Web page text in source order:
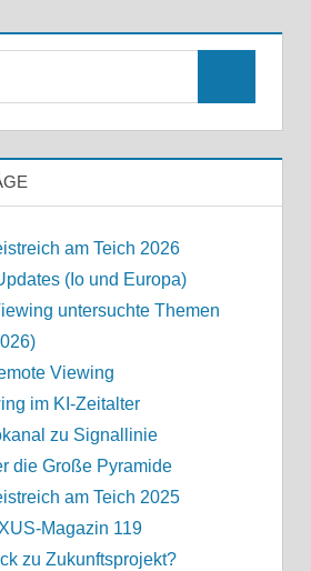
am Teich 2026
(Io und Europa)
untersuchte Themen
Viewing
im KI-Zeitalter
zu Signallinie
die Große Pyramide
am Teich 2025
Magazin 119
zu Zukunftsprojekt?